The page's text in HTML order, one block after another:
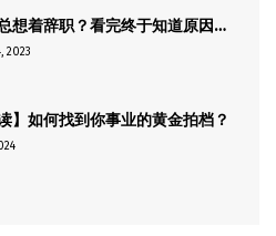
想着辞职？看完终于知道原因…
2023
】如何找到你事业的黄金拍档？